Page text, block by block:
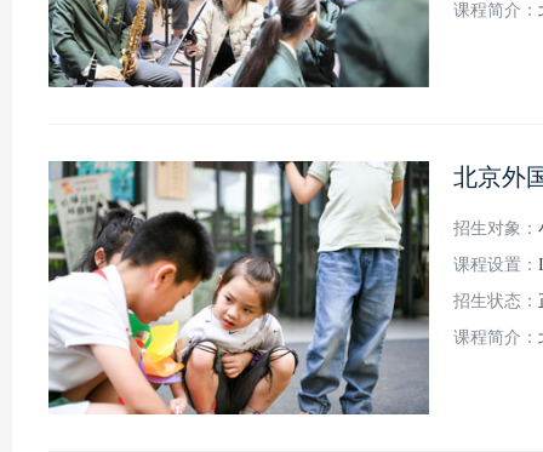
课程简介：
北京外
招生对象：
课程设置：
招生状态：
课程简介：